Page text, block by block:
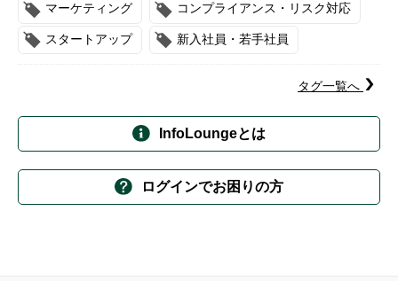
マーケティング コンプライアンス・リスク対応
スタートアップ 新入社員・若手社員
タグ一覧へ
InfoLoungeとは
ログインでお困りの方